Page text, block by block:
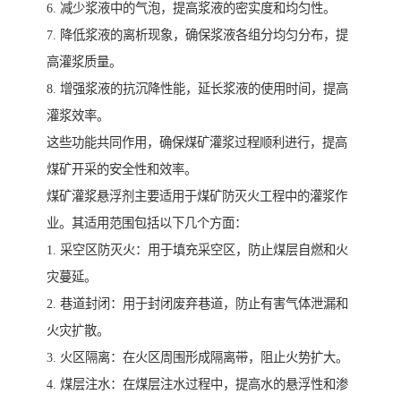
6. 减少浆液中的气泡，提高浆液的密实度和均匀性。
7. 降低浆液的离析现象，确保浆液各组分均匀分布，提
高灌浆质量。
8. 增强浆液的抗沉降性能，延长浆液的使用时间，提高
灌浆效率。
这些功能共同作用，确保煤矿灌浆过程顺利进行，提高
煤矿开采的安全性和效率。
煤矿灌浆悬浮剂主要适用于煤矿防灭火工程中的灌浆作
业。其适用范围包括以下几个方面：
1. 采空区防灭火：用于填充采空区，防止煤层自燃和火
灾蔓延。
2. 巷道封闭：用于封闭废弃巷道，防止有害气体泄漏和
火灾扩散。
3. 火区隔离：在火区周围形成隔离带，阻止火势扩大。
4. 煤层注水：在煤层注水过程中，提高水的悬浮性和渗